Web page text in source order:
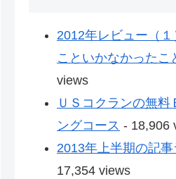
2012年レビュー（
こといかなかったこ
views
ＵＳコクランの無料
ングコース - 18,906
2013年上半期の記
17,354 views